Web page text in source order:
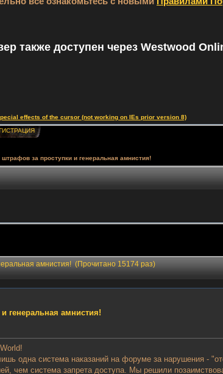
также доступен через Westwood
effects of the cursor (not working on IEs prior version 8)
за проступки и генеральная амнистия!
амнистия! (Прочитано 15174 раз)
генеральная амнистия!
одна система наказаний на форуме за нарушения -
чем система запрета доступа. Мы решили